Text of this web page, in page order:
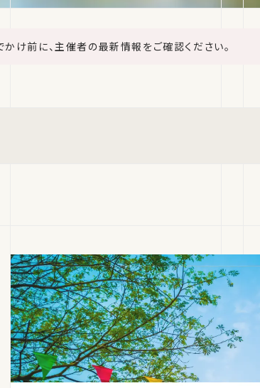
け前に、主催者の最新情報をご確認ください。